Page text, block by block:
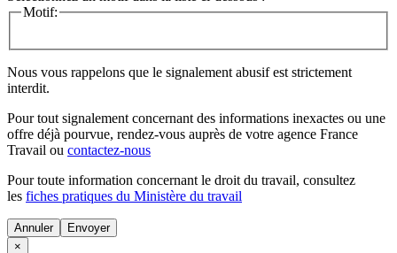
Motif:
Nous vous rappelons que le signalement abusif est strictement
interdit.
Pour tout signalement concernant des informations inexactes ou une
offre déjà pourvue, rendez-vous auprès de votre agence France
Travail ou contactez-nous
Pour toute information concernant le droit du travail, consultez
les fiches pratiques du Ministère du travail
Annuler
×